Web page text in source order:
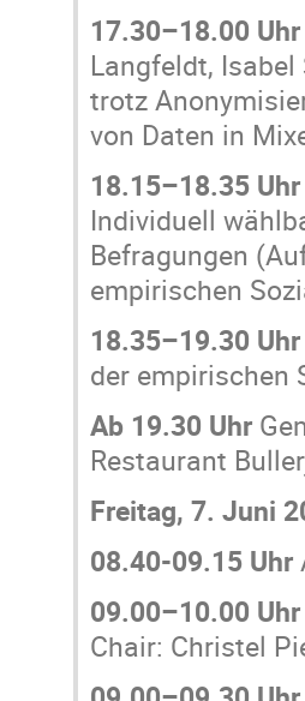
17.30–18.00 Uhr
Langfeldt,
trotz
von Daten in
18.15–18.35 Uhr
Individuell
Befragungen
empirischen
18.35–19.30 Uhr
der empirischen
Ab 19.30 Uhr
Restaurant
Freitag, 7. Juni
08.40-09.15 Uhr
09.00–10.00 Uhr
Chair: Christel